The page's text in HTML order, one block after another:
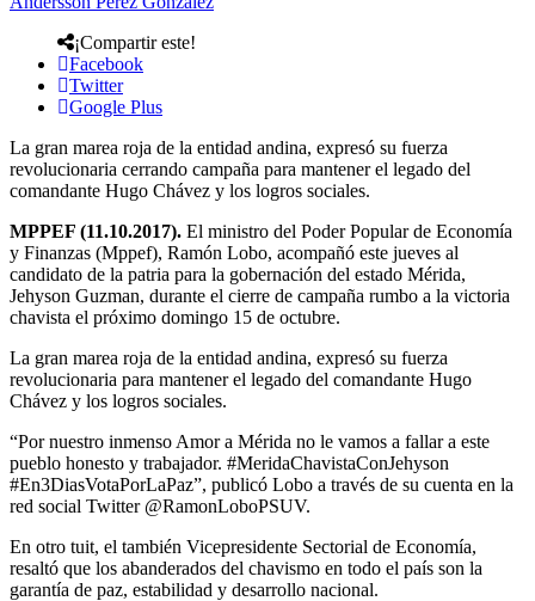
¡Compartir este!
Facebook
Twitter
Google Plus
La gran marea roja de la entidad andina, expresó su fuerza
revolucionaria cerrando campaña para mantener el legado del
comandante Hugo Chávez y los logros sociales.
MPPEF (11.10.2017). El ministro del Poder Popular de Economía
y Finanzas (Mppef), Ramón Lobo, acompañó este jueves al
candidato de la patria para la gobernación del estado Mérida,
Jehyson Guzman, durante el cierre de campaña rumbo a la victoria
chavista el próximo domingo 15 de octubre.
La gran marea roja de la entidad andina, expresó su fuerza
revolucionaria para mantener el legado del comandante Hugo
Chávez y los logros sociales.
“Por nuestro inmenso Amor a Mérida no le vamos a fallar a este
pueblo honesto y trabajador. #MeridaChavistaConJehyson
#En3DiasVotaPorLaPaz”, publicó Lobo a través de su cuenta en la
red social Twitter @RamonLoboPSUV.
En otro tuit, el también Vicepresidente Sectorial de Economía,
resaltó que los abanderados del chavismo en todo el país son la
garantía de paz, estabilidad y desarrollo nacional.